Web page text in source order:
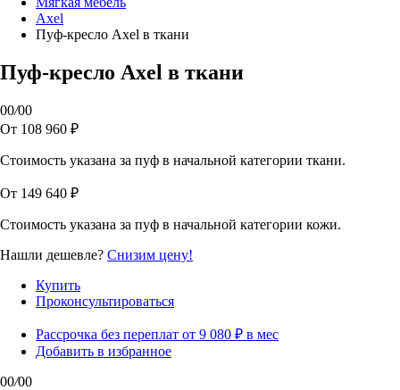
Axel
Пуф-кресло Axel в ткани
Пуф-кресло Axel в ткани
00/00
От 108 960 ₽
Стоимость указана за пуф в начальной категории ткани.
От 149 640 ₽
Стоимость указана за пуф в начальной категории кожи.
Нашли дешевле? Снизим цену!
Купить
Проконсультироваться
Рассрочка без переплат от 9 080 ₽ в мес
Добавить в избранное
00/00